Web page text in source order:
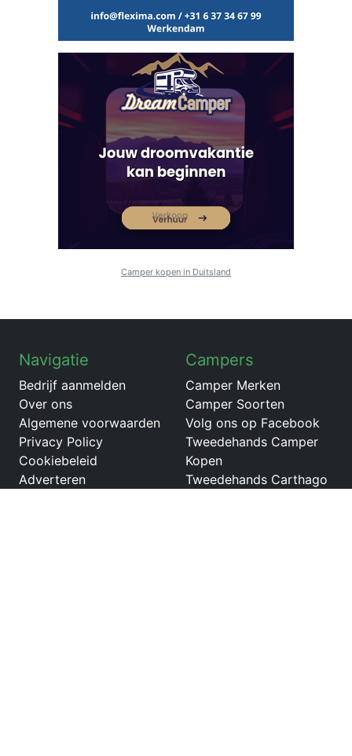
Camper kopen in Duitsland
Navigatie
Bedrijf aanmelden
Over ons
Algemene voorwaarden
Privacy Policy
Cookiebeleid
Adverteren
Campers
Camper Merken
Camper Soorten
Volg ons op Facebook
Tweedehands Camper
Kopen
Tweedehands Carthago